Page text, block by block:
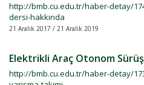
http://bmb.cu.edu.tr/haber-detay/
dersi-hakkinda
21 Aralık 2017 / 21 Aralık 2019
Elektrikli Araç Otonom Sürüş
http://bmb.cu.edu.tr/haber-detay/